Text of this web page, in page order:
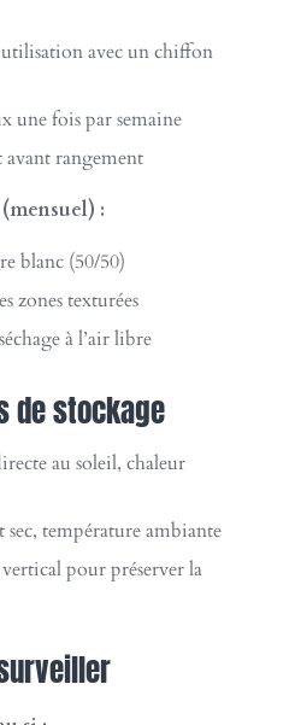
utilisation avec un chiffon
une fois par semaine
avant rangement
:
blanc (50/50)
zones texturées
à l’air libre
de stockage
au soleil, chaleur
température ambiante
pour préserver la